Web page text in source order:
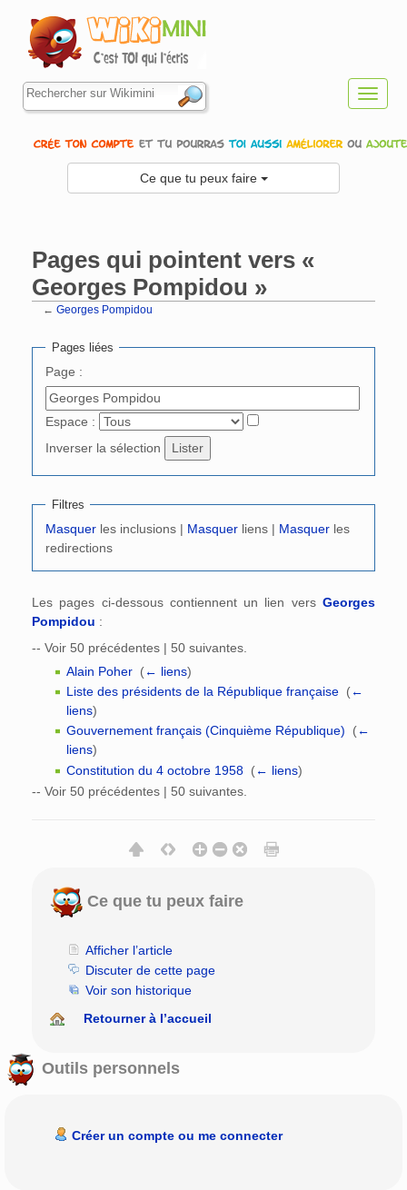
Ce que tu peux faire
Pages qui pointent vers «
Georges Pompidou »
← Georges Pompidou
Pages liées
Page :
Espace :
Inverser la sélection
Filtres
Masquer les inclusions | Masquer liens | Masquer les
redirections
Les pages ci-dessous contiennent un lien vers Georges
Pompidou :
-- Voir 50 précédentes | 50 suivantes.
Alain Poher‎ (← liens)
Liste des présidents de la République française‎ (←
liens)
Gouvernement français (Cinquième République)
(←
liens)
Constitution du 4 octobre 1958‎ (← liens)
-- Voir 50 précédentes | 50 suivantes.
Ce que tu peux faire
Afficher l’article
Discuter de cette page
Voir son historique
Retourner à l’accueil
Outils personnels
Créer un compte ou me connecter